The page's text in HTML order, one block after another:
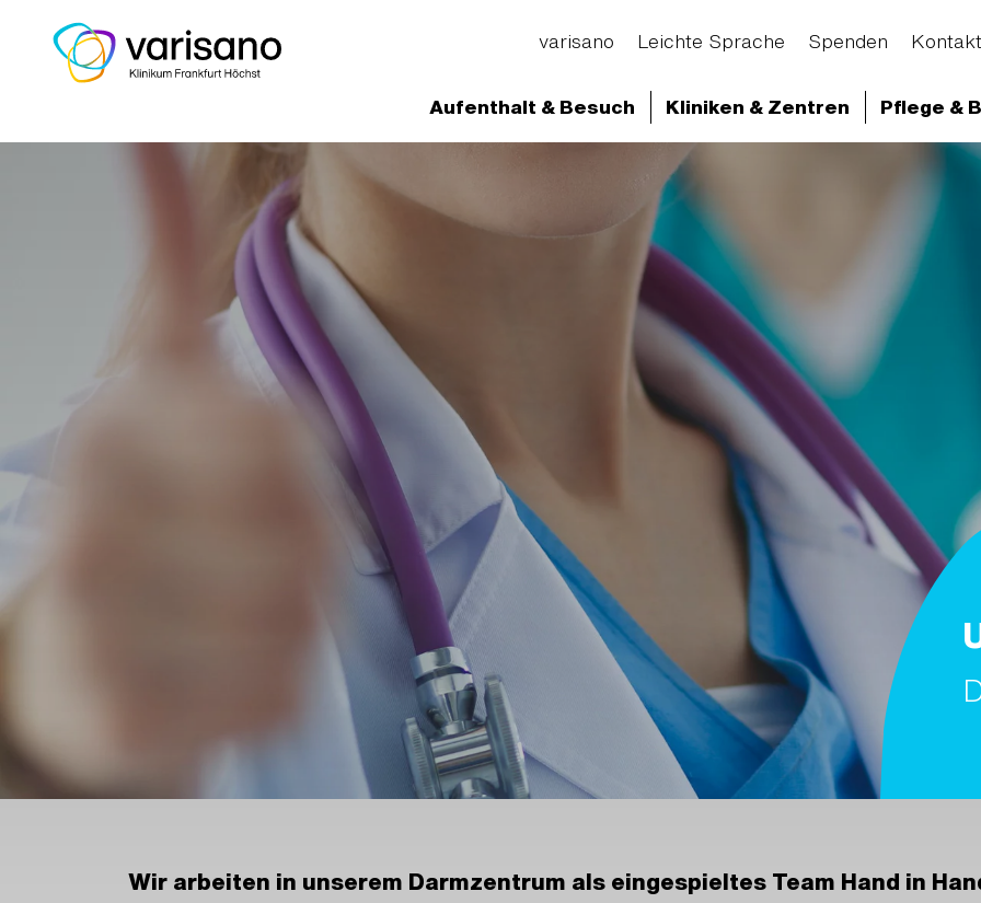
varisano Leichte Sprache Spenden Kontakt
Aufenthalt & Besuch Kliniken & Zentren Pflege &
Medizinische Experten und Abteilungen Klinikum Frankfurt Höchst
Wir arbeiten in unserem Darmzentrum als eingespieltes Team Hand in